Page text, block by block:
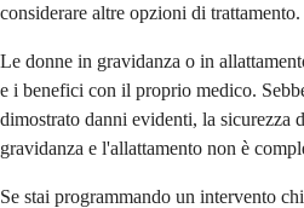
considerare altre opzioni di trattamento.
Le donne in gravidanza o in
e i benefici con il proprio medico.
dimostrato danni evidenti, la sicurezza
gravidanza e l'allattamento non è
Se stai programmando un intervento